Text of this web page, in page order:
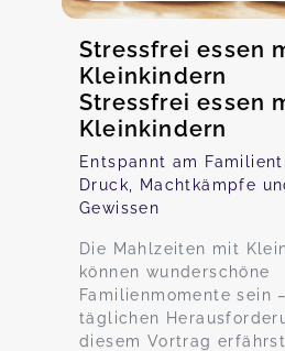
Stressfrei essen
Kleinkindern
Stressfrei essen
Kleinkindern
Entspannt am
Druck, Machtkämpfe
Gewissen
Die Mahlzeiten mit
können wunderschöne
Familienmomente sein
täglichen
diesem Vortrag